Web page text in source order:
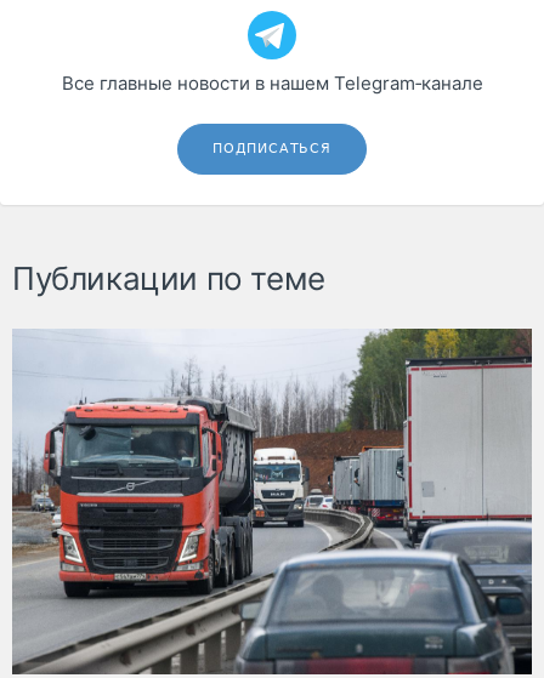
Все главные новости в нашем Telegram‑канале
ПОДПИСАТЬСЯ
Публикации по теме